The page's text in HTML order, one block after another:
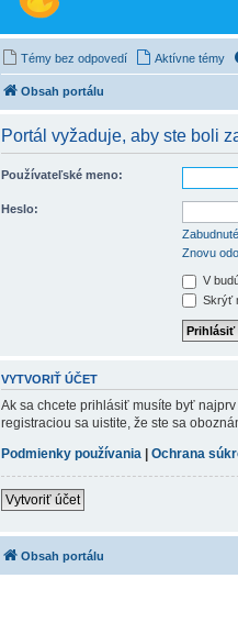
Témy bez odpovedí Aktívne témy
Obsah portálu
Portál vyžaduje, aby ste boli
Používateľské meno:
Heslo:
Znovu
V
Skrýť
VYTVORIŤ ÚČET
Ak sa chcete prihlásiť musíte byť
registraciou sa uistite, že ste sa
Podmienky používania | Ochrana
Vytvoriť účet
Obsah portálu